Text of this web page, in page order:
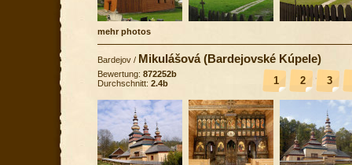
mehr photos
Bardejov / Mikulášová (Bardejovské Kúpele)
1 2 3
Bewertung: 872252b
Durchschnitt: 2.4b